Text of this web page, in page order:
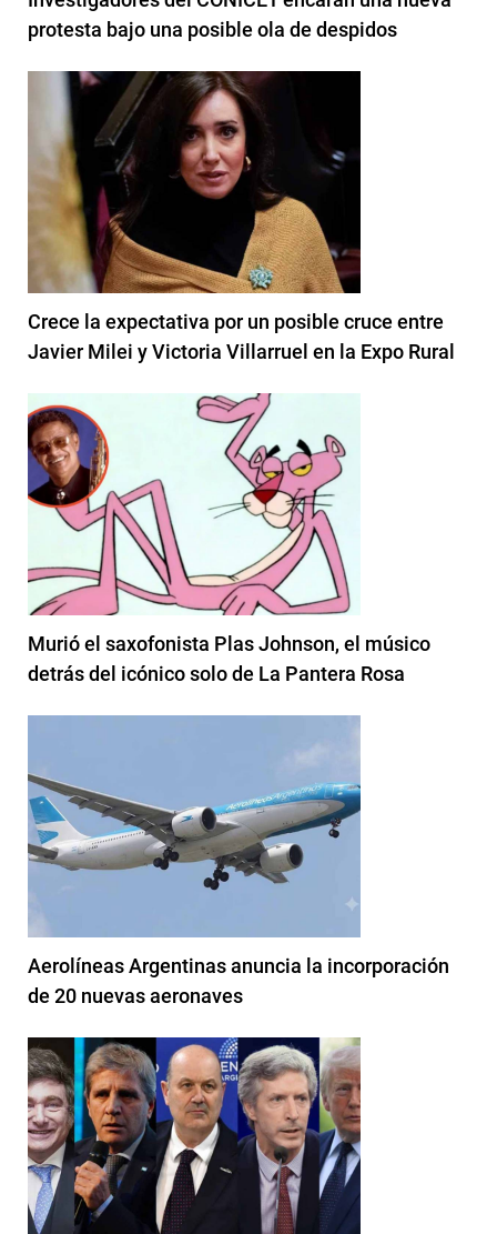
protesta bajo una posible ola de despidos
Crece la expectativa por un posible cruce entre
Javier Milei y Victoria Villarruel en la Expo Rural
Murió el saxofonista Plas Johnson, el músico
detrás del icónico solo de La Pantera Rosa
Aerolíneas Argentinas anuncia la incorporación
de 20 nuevas aeronaves